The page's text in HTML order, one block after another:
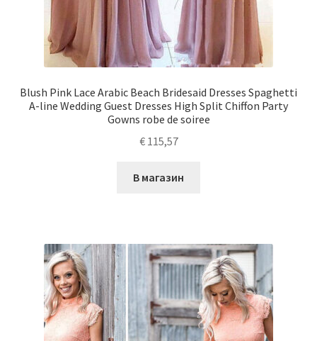
Blush Pink Lace Arabic Beach Bridesaid Dresses Spaghetti
A-line Wedding Guest Dresses High Split Chiffon Party
Gowns robe de soiree
€115,57
В магазин